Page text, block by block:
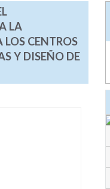
LA
CENTROS
Y DISEÑO DE